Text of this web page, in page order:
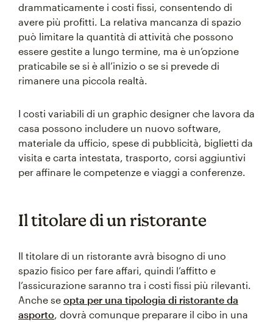
drammaticamente i costi fissi, consentendo di
avere più profitti. La relativa mancanza di spazio
può limitare la quantità di attività che possono
essere gestite a lungo termine, ma è un’opzione
praticabile se si è all’inizio o se si prevede di
rimanere una piccola realtà.
I costi variabili di un graphic designer che lavora da
casa possono includere un nuovo software,
materiale da ufficio, spese di pubblicità, biglietti da
visita e carta intestata, trasporto, corsi aggiuntivi
per affinare le competenze e viaggi a conferenze.
Il titolare di un ristorante
Il titolare di un ristorante avrà bisogno di uno
spazio fisico per fare affari, quindi l’affitto e
l’assicurazione saranno tra i costi fissi più rilevanti.
Anche se opta per una tipologia di ristorante da
asporto, dovrà comunque preparare il cibo in una